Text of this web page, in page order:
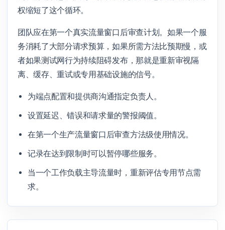
权缩短了这个循环。
团队应在第一个真实流量窗口后审查计划。如果一个服
务消耗了大部分请求预算，如果所需方法比预期慢，或
者如果测试网行为持续阻碍发布，那就是重新审视隔
离、缓存、重试或专用基础设施的信号。
为端点配置和提供商沟通指定负责人。
设置延迟、错误和请求量的警报阈值。
在第一个生产流量窗口后审查方法级使用情况。
记录在达到限制时可以暂停哪些服务。
当一个工作负载主导流量时，重新评估专用节点需
求。